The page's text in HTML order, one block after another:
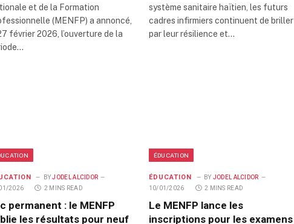
et de la Formation
(MENFP) a annoncé,
février 2026, l’ouverture de la
système sanitaire haïtien, les futurs
cadres infirmiers continuent de briller
par leur résilience et…
BY JODEL ALCIDOR
2026
2 MINS READ
permanent : le MENFP
les résultats pour neuf
ÉDUCATION
ÉDUCATION BY JODEL ALCIDOR
10/01/2026
2 MINS READ
Le MENFP lance les
inscriptions pour les examens